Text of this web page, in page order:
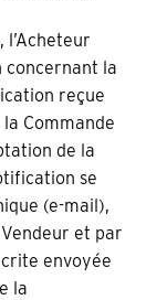
l’Acheteur
concernant la
reçue
Commande
de la
se
(e-mail),
et par
envoyée
la